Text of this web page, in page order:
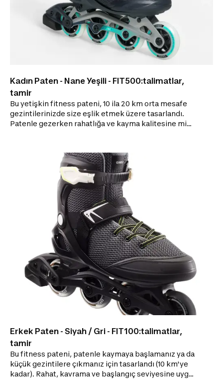
Kadın Paten - Nane Yeşili - FIT500:talimatlar,
tamir
Bu yetişkin fitness pateni, 10 ila 20 km orta mesafe
gezintilerinizde size eşlik etmek üzere tasarlandı.
Patenle gezerken rahatlığa ve kayma kalitesine mi
yumuşak iç ayakkabı, rahatlık ve darbe emicilik sunan
köpük destekler. KAYMA KALİTESİ 80 mm çapında,
80A sertlikte tekerlekler, rahat kayış sunan ABEC 7
rulmanlar. AYAK DESTEĞİ Sert ve yüksek gövde,
bağcık, mikrometrik toka ve ayağın üstünde kayış.
FARKLI KULLANIM ÇEŞİTLERİ 84 mm çapında
tekerleklerle uyumlu alüminyum frame. Sol ayağa
Erkek Paten - Siyah / Gri - FIT100:talimatlar,
tamir
Bu fitness pateni, patenle kaymaya başlamanız ya da
küçük gezintilere çıkmanız için tasarlandı (10 km'ye
kadar). Rahat, kavrama ve başlangıç seviyesine uygun